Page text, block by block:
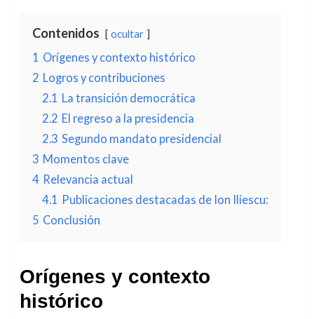
Contenidos ocultar
1 Orígenes y contexto histórico
2 Logros y contribuciones
2.1 La transición democrática
2.2 El regreso a la presidencia
2.3 Segundo mandato presidencial
3 Momentos clave
4 Relevancia actual
4.1 Publicaciones destacadas de Ion Iliescu:
5 Conclusión
Orígenes y contexto
histórico